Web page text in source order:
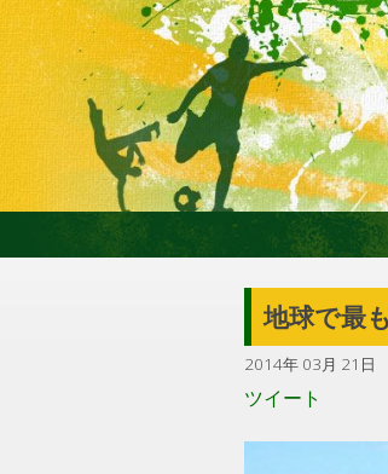
地球で最
2014年 03月 21日
ツイート